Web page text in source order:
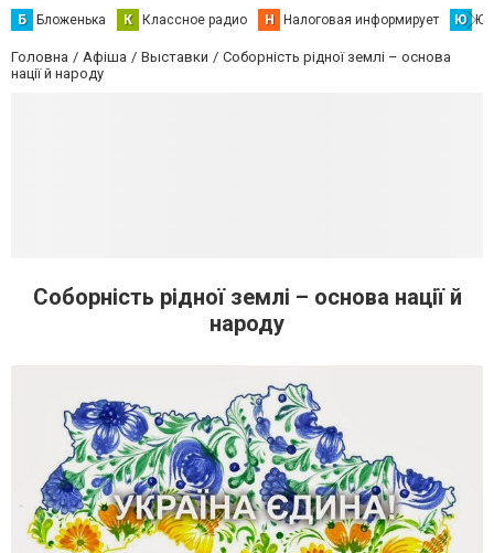
Б Бложенька К Классное радио Н Налоговая информирует Ю
Головна Афіша Выставки
Соборність рідної землі – основа
нації й народу
Соборність рідної землі – основа нації й
народу